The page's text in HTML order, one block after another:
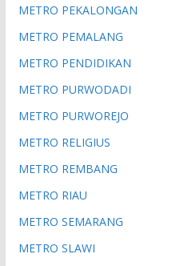
METRO PEKALONGAN
METRO PEMALANG
METRO PENDIDIKAN
METRO PURWODADI
METRO PURWOREJO
METRO RELIGIUS
METRO REMBANG
METRO RIAU
METRO SEMARANG
METRO SLAWI